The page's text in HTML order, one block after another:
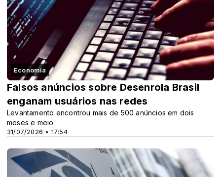
Economia
31/07/2026 • 17:54
Falsos anúncios sobre Desenrola Brasil
enganam usuários nas redes
Levantamento encontrou mais de 500 anúncios em dois
meses e meio